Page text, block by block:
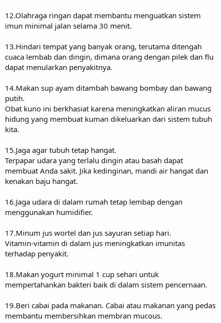
12.Olahraga ringan dapat membantu menguatkan sistem
imun minimal jalan selama 30 menit.
13.Hindari tempat yang banyak orang, terutama ditengah
cuaca lembab dan dingin, dimana orang dengan pilek dan flu
dapat menularkan penyakitnya.
14.Makan sup ayam ditambah bawang bombay dan bawang
putih.
Obat kuno ini berkhasiat karena meningkatkan aliran mucus
hidung yang membuat kuman dikeluarkan dari sistem tubuh
kita.
15.Jaga agar tubuh tetap hangat.
Terpapar udara yang terlalu dingin atau basah dapat
membuat Anda sakit. Jika kedinginan, mandi air hangat dan
kenakan baju hangat.
16.Jaga udara di dalam rumah tetap lembap dengan
menggunakan humidifier.
17.Minum jus wortel dan jus sayuran setiap hari.
Vitamin-vitamin di dalam jus meningkatkan imunitas
terhadap penyakit.
18.Makan yogurt minimal 1 cup sehari untuk
mempertahankan bakteri baik di dalam sistem pencernaan.
19.Beri cabai pada makanan. Cabai atau makanan yang pedas
membantu membersihkan membran mucous.